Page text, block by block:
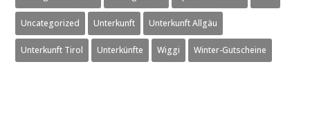
Uncategorized Unterkunft Unterkunft Allgäu
Unterkunft Tirol Unterkünfte Wiggi Winter-Gutscheine